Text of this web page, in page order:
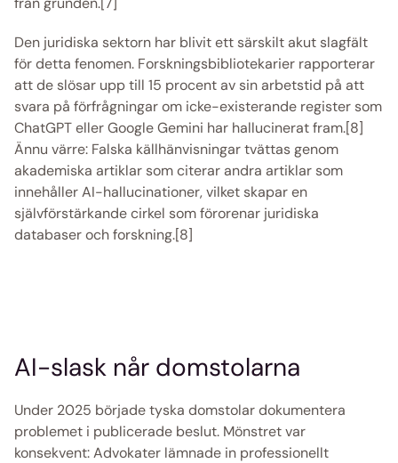
Den juridiska sektorn har blivit ett särskilt akut slagfält
för detta fenomen. Forskningsbibliotekarier rapporterar
att de slösar upp till 15 procent av sin arbetstid på att
svara på förfrågningar om icke-existerande register som
ChatGPT eller Google Gemini har hallucinerat fram.[8]
Ännu värre: Falska källhänvisningar tvättas genom
akademiska artiklar som citerar andra artiklar som
innehåller AI-hallucinationer, vilket skapar en
självförstärkande cirkel som förorenar juridiska
databaser och forskning.[8]
AI-slask når domstolarna
Under 2025 började tyska domstolar dokumentera
problemet i publicerade beslut. Mönstret var
konsekvent: Advokater lämnade in professionellt